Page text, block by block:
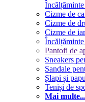
Cizme de
Cizme de
Cizme de
Pantofi de
Sneakers
Sandale
Șlapi și
Teniși de
Mai